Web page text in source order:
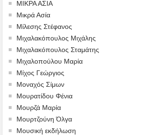
ΜΙΚΡΑ ΑΣΙΑ
Μικρά Ασία
Μίλεσης Στέφανος
Μιχαλακόπουλος Μιχάλης
Μιχαλακόπουλος Σταμάτης
Μιχαλοπούλου Μαρία
Μίχος Γεώργιος
Μοναχός Σίμων
Μουρατίδου Φένια
Μουρζά Μαρία
Μουρτζούνη Όλγα
Μουσική εκδήλωση